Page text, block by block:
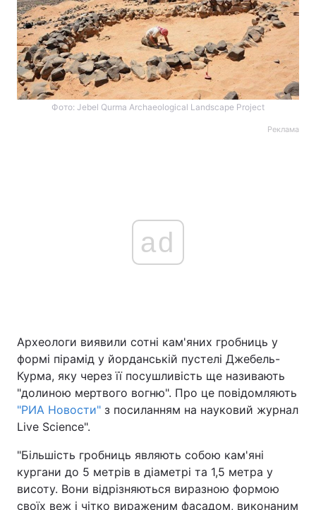
Фото: Jebel Qurma Archaeological Landscape Project
Реклама
ad
Археологи виявили сотні кам'яних гробниць у
формі пірамід у йорданській пустелі Джебель-
Курма, яку через її посушливість ще називають
"долиною мертвого вогню". Про це повідомляють
"РИА Новости" з посиланням на науковий журнал
Live Science".
"Більшість гробниць являють собою кам'яні
кургани до 5 метрів в діаметрі та 1,5 метра у
висоту. Вони відрізняються виразною формою
своїх веж і чітко вираженим фасадом, виконаним